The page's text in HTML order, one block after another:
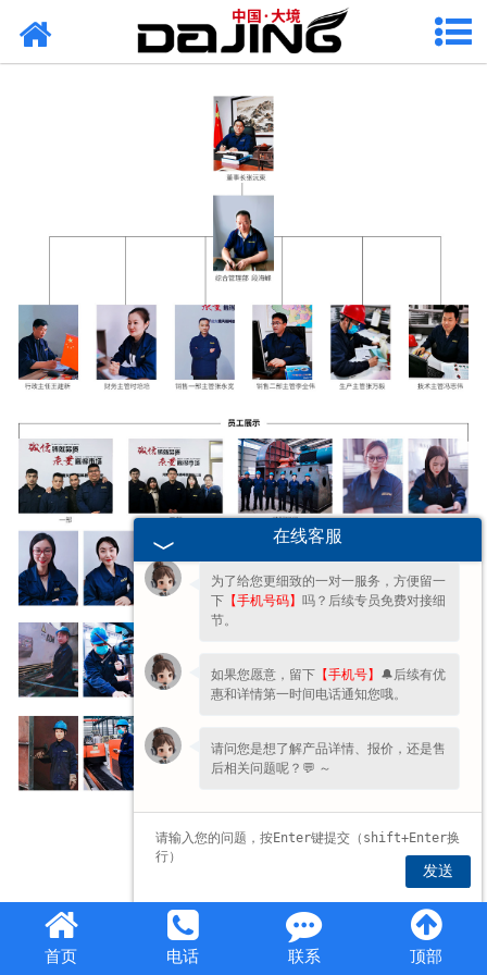
网站首页
风机知识
新闻中心
首页 电话 联系 顶部
豫公网安备 41072102000703号
在线客服
欢迎您的咨询，期待为您服务!
您好呀～很高兴为您服务！😊 有什么问
题都可以跟我说哦。
为了给您更细致的一对一服务，方便留一
下 【手机号码】 吗？后续专员免费对接细
节。
如果您愿意，留下 【手机号】 🔔后续有优
惠和详情第一时间电话通知您哦。
请问您是想了解产品详情、报价，还是售
后相关问题呢？💬 ～
发送